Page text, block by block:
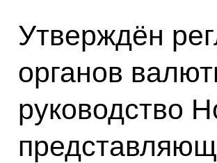
Утверждён
органов
руководство